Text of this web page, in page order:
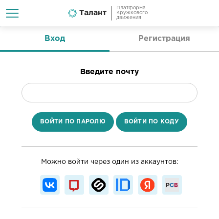
Талант
Платформа
Кружкового
движения
Вход Регистрация
Введите почту
ВОЙТИ ПО ПАРОЛЮ ВОЙТИ ПО КОДУ
Можно войти через один из аккаунтов: